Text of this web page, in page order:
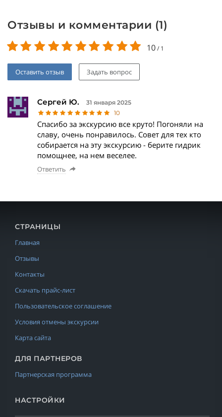
Отзывы и комментарии (1)
10/ 1
Оставить отзыв Задать вопрос
Сергей Ю.
31 января 2025
10
Спасибо за экскурсию все круто! Погоняли на
славу, очень понравилось. Совет для тех кто
собирается на эту экскурсию - берите гидрик
помощнее, на нем веселее.
Ответить
СТРАНИЦЫ
Главная
Отзывы
Контакты
Скачать прайс-лист
Пользовательское соглашение
Условия отмены экскурсии
Карта сайта
ДЛЯ ПАРТНЕРОВ
Партнерская программа
НАСТРОЙКИ